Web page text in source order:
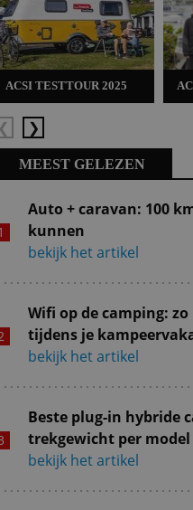
ACSI TESTTOUR 2025
Volgende
MEEST GELEZEN
Auto + caravan: 100
kunnen
bekijk het artikel
Wifi op de camping:
tijdens je
bekijk het artikel
Beste plug-in hybride
trekgewicht per model
bekijk het artikel